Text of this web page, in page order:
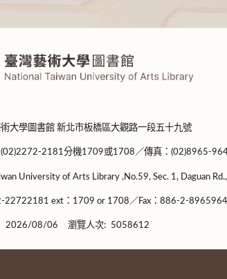
大學圖書館 新北市板橋區大觀路一段五十九號
(02)2272-2181分機1709或1708／傳真：(02)8965-
University of Arts Library ,No.59, Sec. 1, Daguan
22722181 ext：1709 or 1708／Fax：886-2-
2026/08/06 瀏覽人次: 5058612